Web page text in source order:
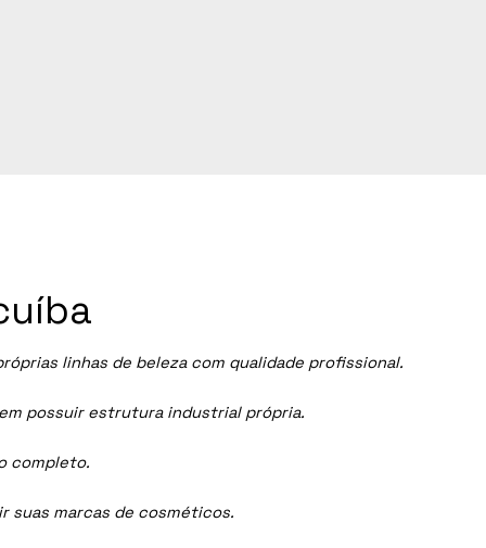
linhas de beleza com qualidade profissional.
possuir estrutura industrial própria.
completo.
suas marcas de cosméticos.